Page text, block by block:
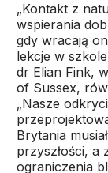
„Kontakt z
wspierania
gdy wracają
lekcje w
dr Elian Fink,
of Sussex,
„Nasze
Brytania
przyszłości, a
ograniczenia